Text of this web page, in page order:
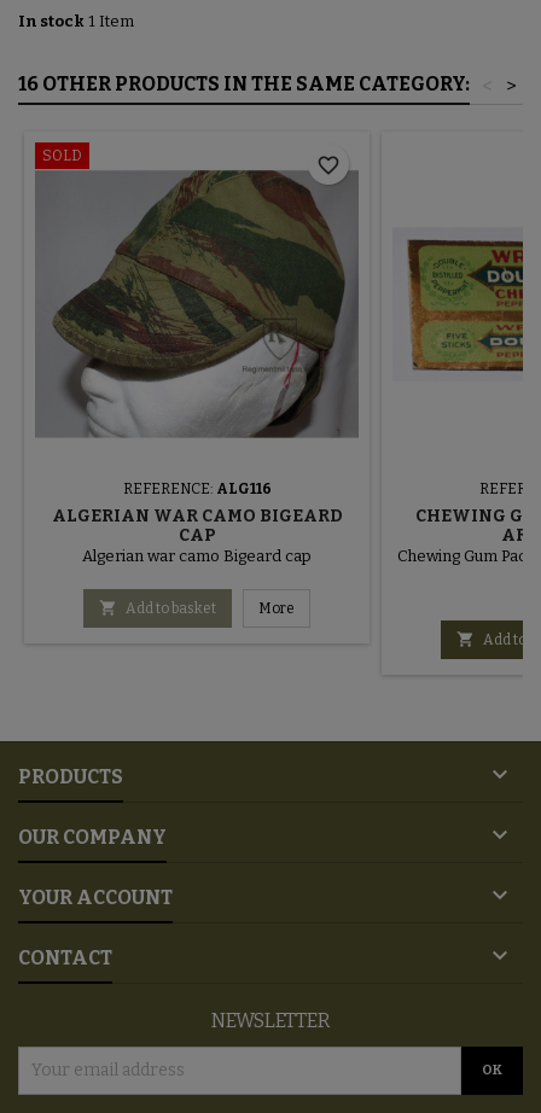
In stock 1 Item
16 OTHER PRODUCTS IN THE SAME CATEGORY: >
<
SOLD
REFERENCE: ALG116
ALGERIAN WAR CAMO BIGEARD
CAP
Algerian war camo Bigeard cap
 Add to basket More
favorite_border
CHEWING
Chewing Gum
 Add to
PRODUCTS 
OUR COMPANY 
YOUR ACCOUNT 
CONTACT 
NEWSLETTER